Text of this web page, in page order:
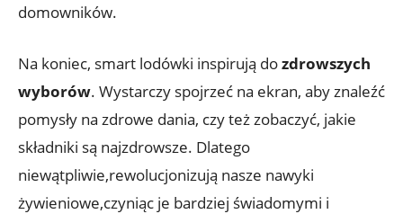
domowników.
Na koniec, smart lodówki inspirują dozdrowszych
wyborów. Wystarczy spojrzeć na ekran, aby znaleźć
pomysły na zdrowe dania, czy też zobaczyć, jakie
składniki są najzdrowsze. Dlatego
niewątpliwie,rewolucjonizują nasze nawyki
żywieniowe,czyniąc je bardziej świadomymi i